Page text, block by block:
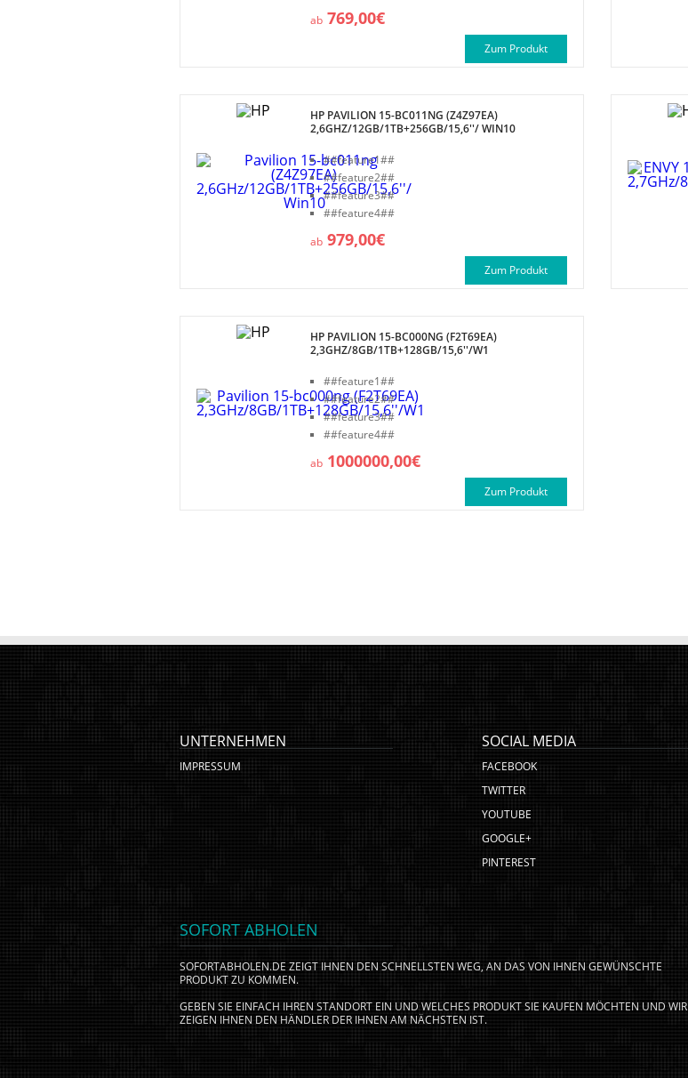
ab 769,00€
Zum Produkt
HP PAVILION 15-BC011NG (Z4Z97EA)
2,6GHZ/12GB/1TB+256GB/15,6''/ WIN10
##feature1##
##feature2##
##feature3##
##feature4##
ab 979,00€
Zum Produkt
HP PAVILION 15-BC000NG (F2T69EA)
2,3GHZ/8GB/1TB+128GB/15,6''/W1
##feature1##
##feature2##
##feature3##
##feature4##
ab 1000000,00€
Zum Produkt
UNTERNEHMEN
IMPRESSUM
SOCIAL MEDIA
FACEBOOK
TWITTER
YOUTUBE
GOOGLE+
PINTEREST
SOFORT ABHOLEN
SOFORTABHOLEN.DE ZEIGT IHNEN DEN SCHNELLSTEN WEG, AN DAS VON IHNEN GEWÜNSCHTE
PRODUKT ZU KOMMEN.
GEBEN SIE EINFACH IHREN STANDORT EIN UND WELCHES PRODUKT SIE KAUFEN MÖCHTEN UND WIR
ZEIGEN IHNEN DEN HÄNDLER DER IHNEN AM NÄCHSTEN IST.